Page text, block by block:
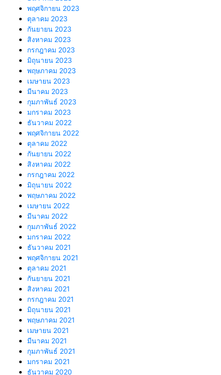
พฤศจิกายน 2023
ตุลาคม 2023
กันยายน 2023
สิงหาคม 2023
กรกฎาคม 2023
มิถุนายน 2023
พฤษภาคม 2023
เมษายน 2023
มีนาคม 2023
กุมภาพันธ์ 2023
มกราคม 2023
ธันวาคม 2022
พฤศจิกายน 2022
ตุลาคม 2022
กันยายน 2022
สิงหาคม 2022
กรกฎาคม 2022
มิถุนายน 2022
พฤษภาคม 2022
เมษายน 2022
มีนาคม 2022
กุมภาพันธ์ 2022
มกราคม 2022
ธันวาคม 2021
พฤศจิกายน 2021
ตุลาคม 2021
กันยายน 2021
สิงหาคม 2021
กรกฎาคม 2021
มิถุนายน 2021
พฤษภาคม 2021
เมษายน 2021
มีนาคม 2021
กุมภาพันธ์ 2021
มกราคม 2021
ธันวาคม 2020